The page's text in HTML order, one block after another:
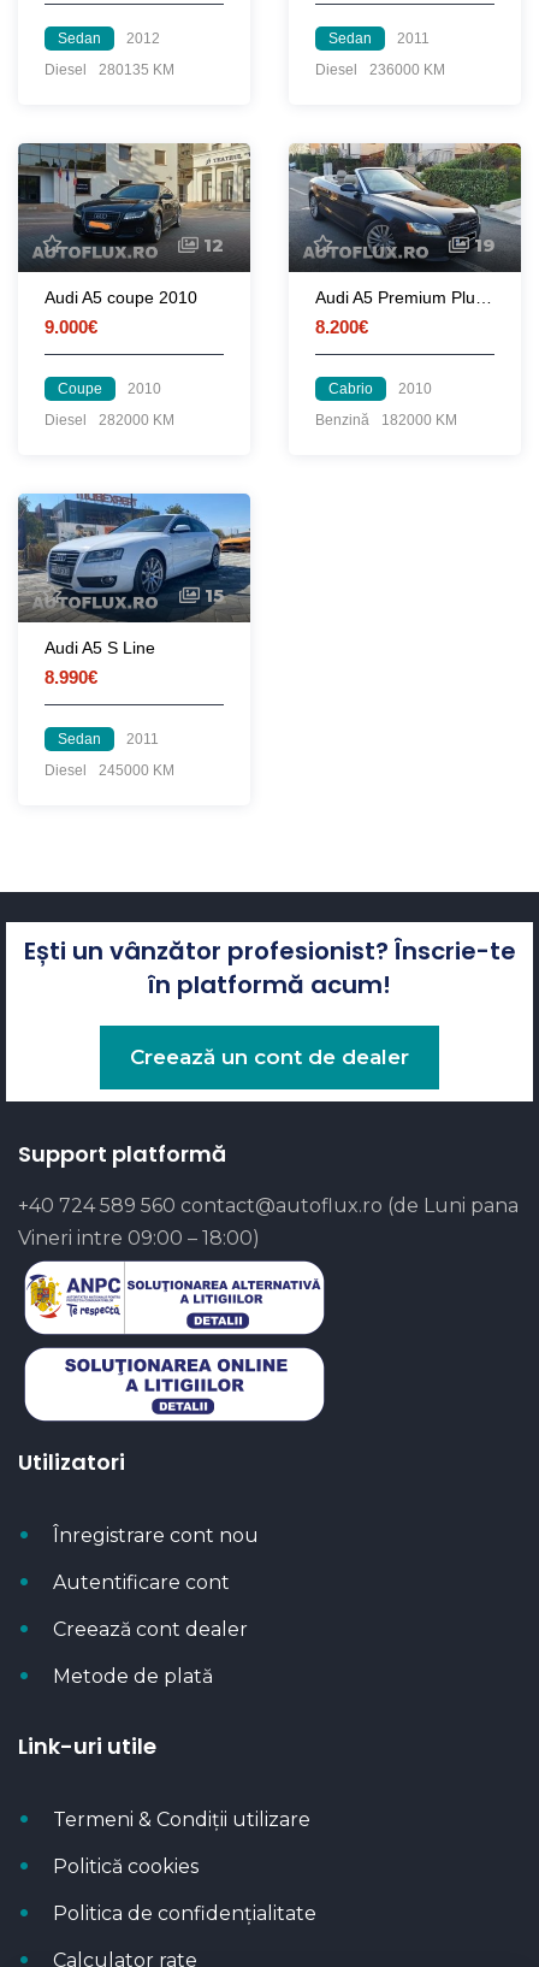
Sedan
2012
Diesel
280135 KM
Sedan
2011
Diesel
236000 KM
12
Audi A5 coupe 2010
9.000€
Coupe
2010
Diesel
282000 KM
19
8.200€
Cabrio
2010
Benzină
182000 KM
15
Audi A5 S Line
8.990€
Sedan
2011
Diesel
245000 KM
Ești un vânzător profesionist? Înscrie-te
în platformă acum!
Creează un cont de dealer
Support platformă
+40 724 589 560 contact@autoflux.ro (de Luni pana
Vineri intre 09:00 – 18:00)
Utilizatori
Înregistrare cont nou
Autentificare cont
Creează cont dealer
Metode de plată
Link-uri utile
Termeni & Condiții utilizare
Politică cookies
Politica de confidențialitate
Calculator rate